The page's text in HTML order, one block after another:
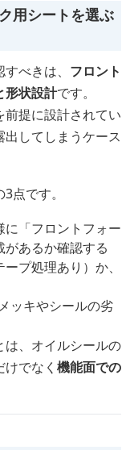
用シートを選ぶ
べきは、 フロント
形状設計です。
提に設計されてい
してしまうケース
点です。
に「フロントフォー
あるか確認する
プ処理あり）か、
ッキやシールの劣
は、オイルシールの
でなく 機能面での